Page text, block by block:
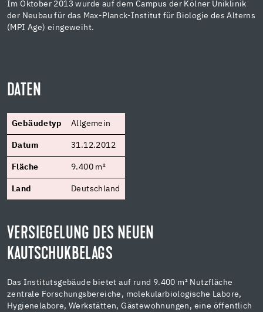
Im Oktober 2013 wurde auf dem Campus der Kölner Uniklinik
der Neubau für das Max-Planck-Institut für Biologie des Alterns
(MPI Age) eingeweiht.
DATEN
Gebäudetyp Allgemein
Datum 31.12.2012
Fläche 9.400 m²
Land Deutschland
VERSIEGELUNG DES NEUEN
KAUTSCHUKBELAGS
Das Institutsgebäude bietet auf rund 9.400 m² Nutzfläche
zentrale Forschungsbereiche, molekularbiologische Labore,
Hygienelabore, Werkstätten, Gästewohnungen, eine öffentlich